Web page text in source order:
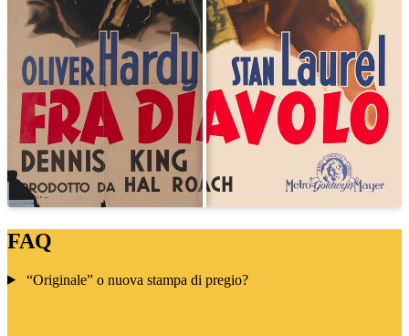
FAQ
“Originale” o nuova stampa di pregio?